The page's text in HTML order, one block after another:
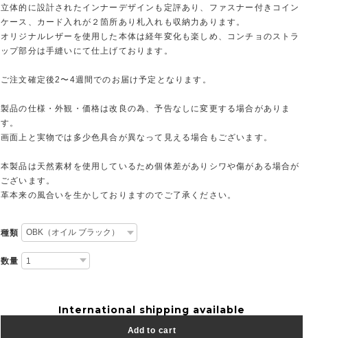
立体的に設計されたインナーデザインも定評あり、ファスナー付きコイン
ケース、カード入れが２箇所あり札入れも収納力あります。
オリジナルレザーを使用した本体は経年変化も楽しめ、コンチョのストラ
ップ部分は手縫いにて仕上げております。
ご注文確定後2〜4週間でのお届け予定となります。
製品の仕様・外観・価格は改良の為、予告なしに変更する場合がありま
す。
画面上と実物では多少色具合が異なって見える場合もございます。
本製品は天然素材を使用しているため個体差がありシワや傷がある場合が
ございます。
革本来の風合いを生かしておりますのでご了承ください。
種類
数量
International shipping available
Add to cart